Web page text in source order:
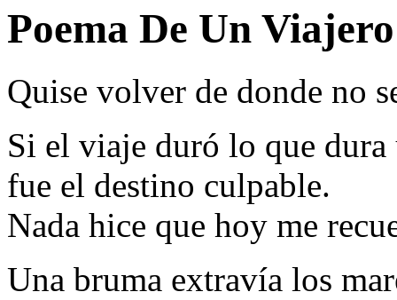
Poema De Un
Quise volver de donde no
Si el viaje duró lo que dura
fue el destino culpable.
Nada hice que hoy me
Una bruma extravía los